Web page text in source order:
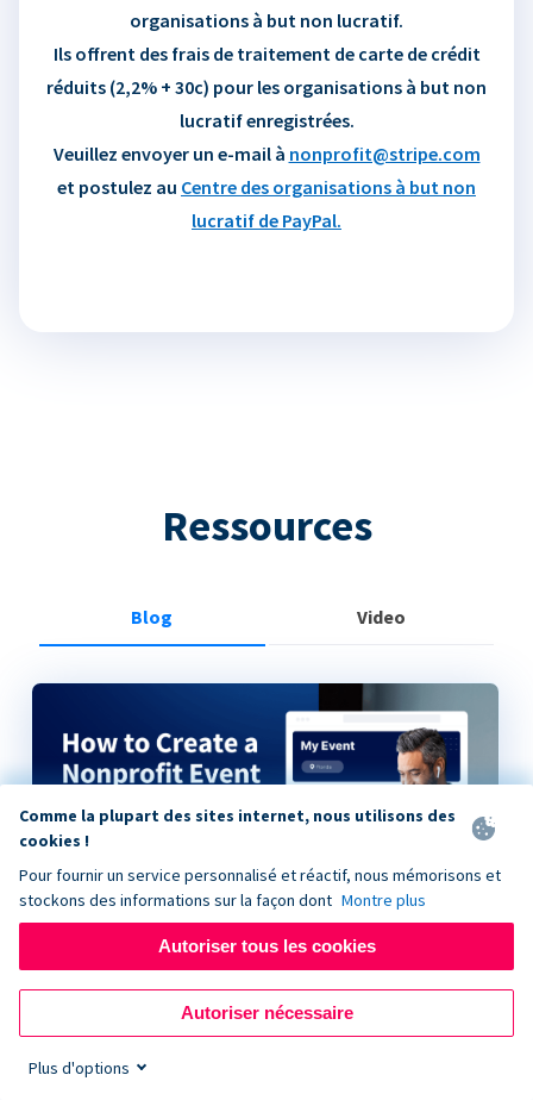
organisations à but non lucratif.
Ils offrent des frais de traitement de carte de crédit
réduits (2,2% + 30c) pour les organisations à but non
lucratif enregistrées.
Veuillez envoyer un e-mail à nonprofit@stripe.com
et postulez au Centre des organisations à but non
lucratif de PayPal.
Ressources
Blog Video
How to Create a Nonprofit Event on Donorbox
Comme la plupart des sites internet, nous utilisons des
cookies !
Pour fournir un service personnalisé et réactif, nous mémorisons et
stockons des informations sur la façon dont Montre plus
Autoriser tous les cookies
Autoriser nécessaire
Plus d'options